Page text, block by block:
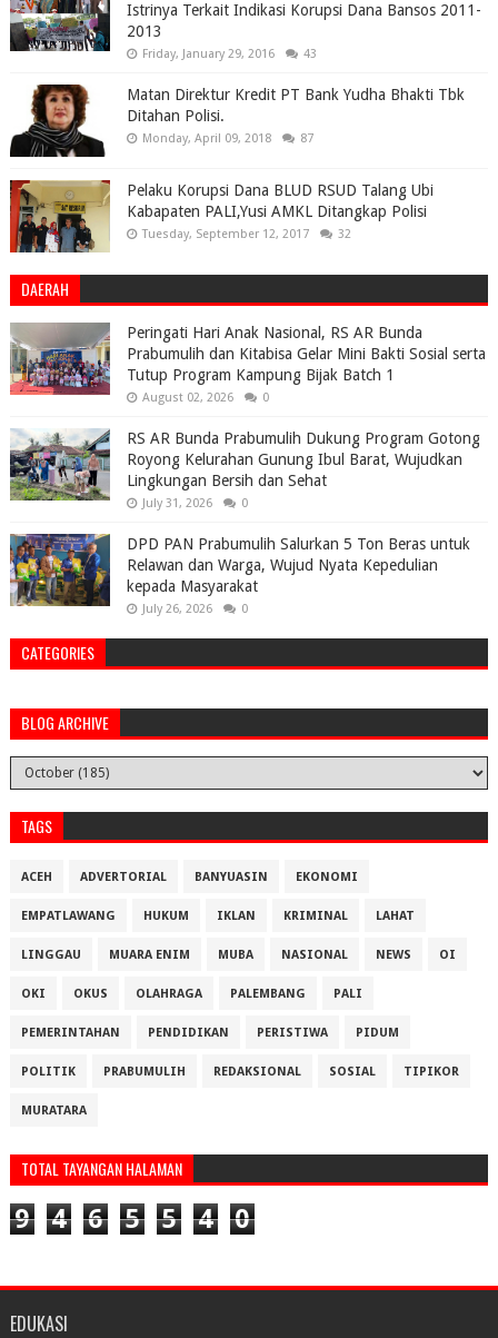
Istrinya Terkait Indikasi Korupsi Dana Bansos 2011-
2013
Friday, January 29, 2016 43
Matan Direktur Kredit PT Bank Yudha Bhakti Tbk
Ditahan Polisi.
Monday, April 09, 2018 87
Pelaku Korupsi Dana BLUD RSUD Talang Ubi
Kabapaten PALI,Yusi AMKL Ditangkap Polisi
Tuesday, September 12, 2017 32
DAERAH
Peringati Hari Anak Nasional, RS AR Bunda
Prabumulih dan Kitabisa Gelar Mini Bakti Sosial serta
Tutup Program Kampung Bijak Batch 1
August 02, 2026 0
RS AR Bunda Prabumulih Dukung Program Gotong
Royong Kelurahan Gunung Ibul Barat, Wujudkan
Lingkungan Bersih dan Sehat
July 31, 2026 0
DPD PAN Prabumulih Salurkan 5 Ton Beras untuk
Relawan dan Warga, Wujud Nyata Kepedulian
kepada Masyarakat
July 26, 2026 0
CATEGORIES
BLOG ARCHIVE
TAGS
ACEH ADVERTORIAL BANYUASIN EKONOMI
EMPATLAWANG HUKUM IKLAN KRIMINAL LAHAT
LINGGAU MUARA ENIM MUBA NASIONAL NEWS OI
OKI OKUS OLAHRAGA PALEMBANG PALI
PEMERINTAHAN PENDIDIKAN PERISTIWA PIDUM
POLITIK PRABUMULIH REDAKSIONAL SOSIAL TIPIKOR
MURATARA
TOTAL TAYANGAN HALAMAN
9 4 6 5 5 4 0
EDUKASI